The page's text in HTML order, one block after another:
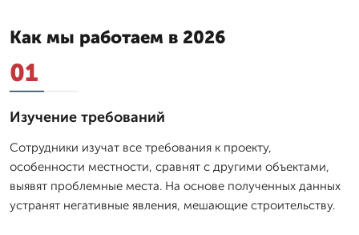
Как мы работаем в 2026
01
Изучение требований
Сотрудники изучат все требования к проекту,
особенности местности, сравнят с другими объектами,
выявят проблемные места. На основе полученных данных
устранят негативные явления, мешающие строительству.